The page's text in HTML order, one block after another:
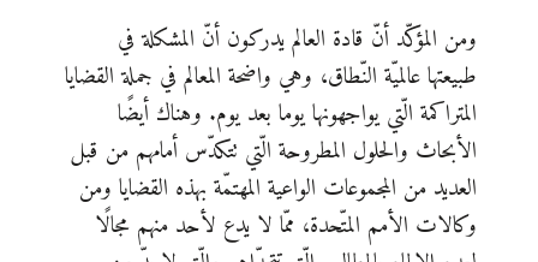
ومن المؤكّد أنّ قادة العالم يدركون أنّ المشكلة في
طبيعتها عالميّة النّطاق، وهي واضحة المعالم في جملة القضايا
المتراكمة الّتي يواجهونها يوما بعد يوم. وهناك أيضًا
الأبحاث والحلول المطروحة الّتي تتكدّس أمامهم من قبل
العديد من المجموعات الواعية المهتمّة بهذه القضايا ومن
وكالات الأمم المتّحدة، ممّا لا يدع لأحد منهم مجالًا